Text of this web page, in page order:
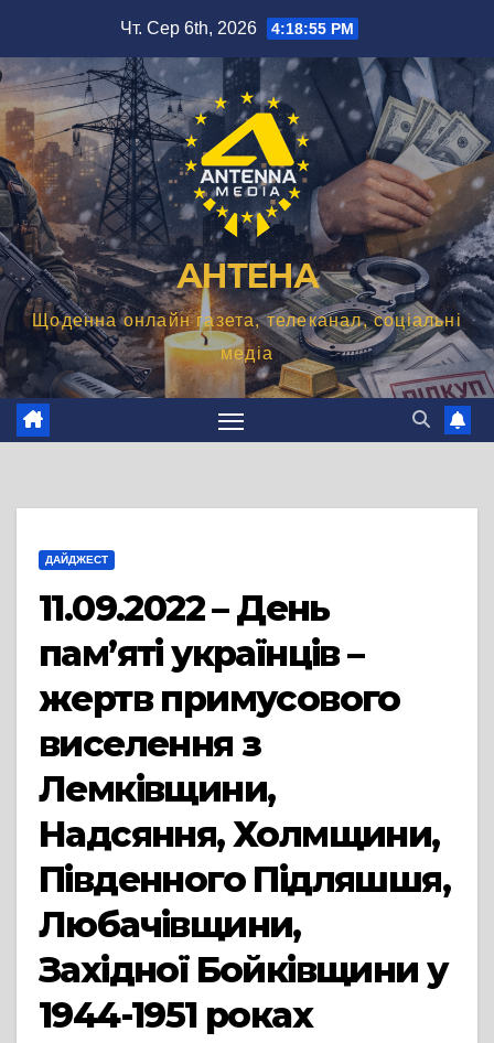
вмісту
Чт. Сер 6th, 2026 4:18:56 PM
АНТЕНА
Щоденна онлайн газета, телеканал, соціальні
медіа
ДАЙДЖЕСТ
11.09.2022 – День
пам’яті українців –
жертв примусового
виселення з
Лемківщини,
Надсяння, Холмщини,
Південного Підляшшя,
Любачівщини,
Західної Бойківщини у
1944-1951 роках